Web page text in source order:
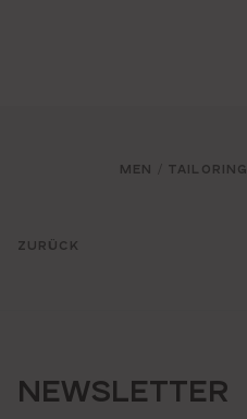
ZURÜCK
MEN TAILORING
NEWSLETTER